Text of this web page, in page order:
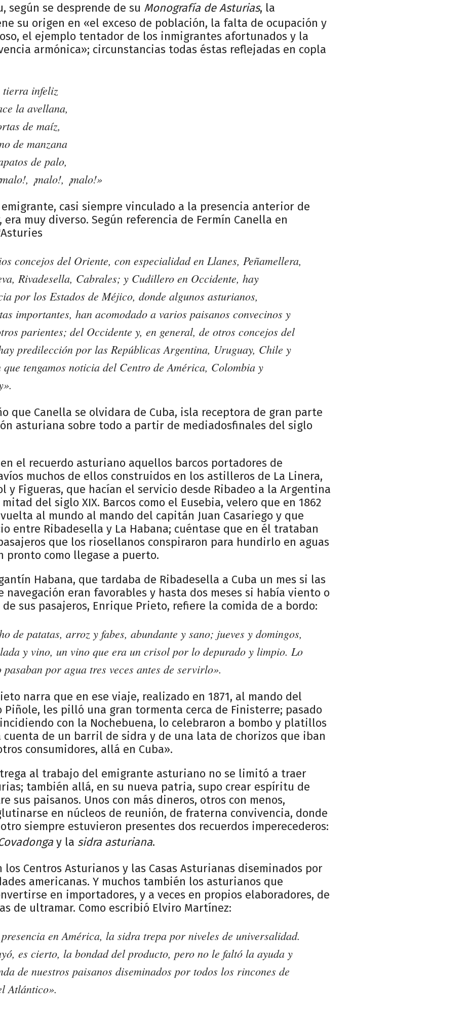
según se desprende de su Monografía de Asturias, la
su origen en «el exceso de población, la falta de ocupación y
el ejemplo tentador de los inmigrantes afortunados y la
armónica»; circunstancias todas éstas reflejadas en copla
tierra infeliz
la avellana,
de maíz,
de manzana
de palo,
¡malo!, ¡malo!»
casi siempre vinculado a la presencia anterior de
muy diverso. Según referencia de Fermín Canella en
concejos del Oriente, con especialidad en Llanes, Peñamellera,
Rivadesella, Cabrales; y Cudillero en Occidente, hay
por los Estados de Méjico, donde algunos asturianos,
importantes, han acomodado a varios paisanos convecinos y
parientes; del Occidente y, en general, de otros concejos del
predilección por las Repúblicas Argentina, Uruguay, Chile y
que tengamos noticia del Centro de América, Colombia y
que Canella se olvidara de Cuba, isla receptora de gran parte
asturiana sobre todo a partir de mediadosfinales del siglo
el recuerdo asturiano aquellos barcos portadores de
muchos de ellos construidos en los astilleros de La Linera,
y Figueras, que hacían el servicio desde Ribadeo a la Argentina
del siglo XIX. Barcos como el Eusebia, velero que en 1862
al mundo al mando del capitán Juan Casariego y que
entre Ribadesella y La Habana; cuéntase que en él trataban
que los riosellanos conspiraron para hundirlo en aguas
pronto como llegase a puerto.
Habana, que tardaba de Ribadesella a Cuba un mes si las
navegación eran favorables y hasta dos meses si había viento o
sus pasajeros, Enrique Prieto, refiere la comida de a bordo:
de patatas, arroz y fabes, abundante y sano; jueves y domingos,
y vino, un vino que era un crisol por lo depurado y limpio. Lo
pasaban por agua tres veces antes de servirlo».
narra que en ese viaje, realizado en 1871, al mando del
Piñole, les pilló una gran tormenta cerca de Finisterre; pasado
con la Nochebuena, lo celebraron a bombo y platillos
cuenta de un barril de sidra y de una lata de chorizos que iban
consumidores, allá en Cuba».
al trabajo del emigrante asturiano no se limitó a traer
también allá, en su nueva patria, supo crear espíritu de
sus paisanos. Unos con más dineros, otros con menos,
en núcleos de reunión, de fraterna convivencia, donde
siempre estuvieron presentes dos recuerdos imperecederos:
y la sidra asturiana.
los Centros Asturianos y las Casas Asturianas diseminados por
americanas. Y muchos también los asturianos que
en importadores, y a veces en propios elaboradores, de
de ultramar. Como escribió Elviro Martínez:
en América, la sidra trepa por niveles de universalidad.
es cierto, la bondad del producto, pero no le faltó la ayuda y
de nuestros paisanos diseminados por todos los rincones de
Atlántico».